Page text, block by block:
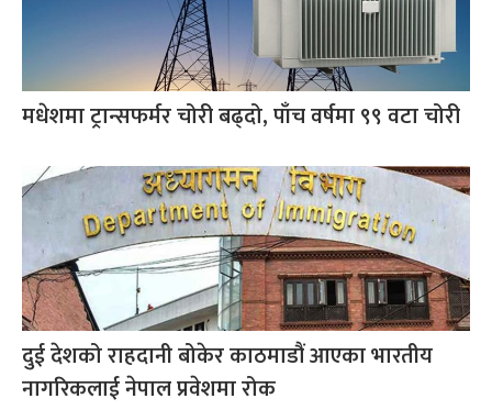
मधेशमा ट्रान्सफर्मर चोरी बढ्दो, पाँच वर्षमा ९९ वटा चोरी
दुई देशको राहदानी बोकेर काठमाडौं आएका भारतीय
नागरिकलाई नेपाल प्रवेशमा रोक